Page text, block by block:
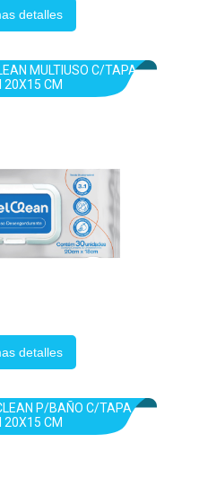
detalles
MULTIUSO C/TAPA
20X15 CM
detalles
P/BAÑO C/TAPA
20X15 CM